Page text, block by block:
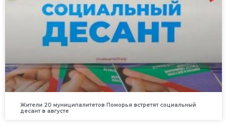
Жители 20 муниципалитетов Поморья встретят социальный
десант в августе